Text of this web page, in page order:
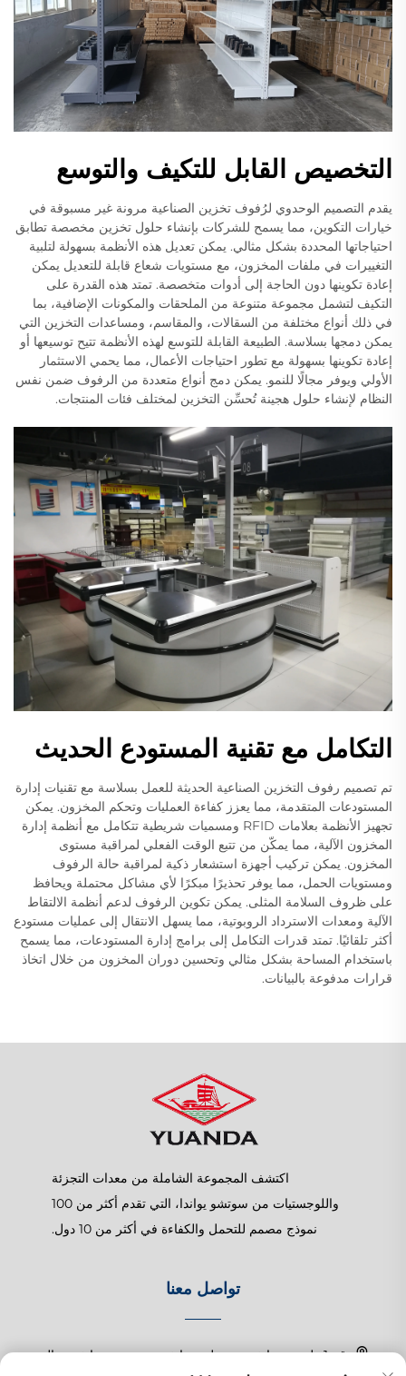
التخصيص القابل للتكيف والتوسع
يقدم التصميم الوحدوي لرُفوف تخزين الصناعية مرونة غير مسبوقة في
خيارات التكوين، مما يسمح للشركات بإنشاء حلول تخزين مخصصة تطابق
احتياجاتها المحددة بشكل مثالي. يمكن تعديل هذه الأنظمة بسهولة لتلبية
التغييرات في ملفات المخزون، مع مستويات شعاع قابلة للتعديل يمكن
إعادة تكوينها دون الحاجة إلى أدوات متخصصة. تمتد هذه القدرة على
التكيف لتشمل مجموعة متنوعة من الملحقات والمكونات الإضافية، بما
في ذلك أنواع مختلفة من السقالات، والمقاسم، ومساعدات التخزين التي
يمكن دمجها بسلاسة. الطبيعة القابلة للتوسع لهذه الأنظمة تتيح توسيعها أو
إعادة تكوينها بسهولة مع تطور احتياجات الأعمال، مما يحمي الاستثمار
الأولي ويوفر مجالًا للنمو. يمكن دمج أنواع متعددة من الرفوف ضمن نفس
النظام لإنشاء حلول هجينة تُحسِّن التخزين لمختلف فئات المنتجات.
التكامل مع تقنية المستودع الحديث
تم تصميم رفوف التخزين الصناعية الحديثة للعمل بسلاسة مع تقنيات إدارة
المستودعات المتقدمة، مما يعزز كفاءة العمليات وتحكم المخزون. يمكن
تجهيز الأنظمة بعلامات RFID ومسميات شريطية تتكامل مع أنظمة إدارة
المخزون الآلية، مما يمكّن من تتبع الوقت الفعلي لمراقبة مستوى
المخزون. يمكن تركيب أجهزة استشعار ذكية لمراقبة حالة الرفوف
ومستويات الحمل، مما يوفر تحذيرًا مبكرًا لأي مشاكل محتملة ويحافظ
على ظروف السلامة المثلى. يمكن تكوين الرفوف لدعم أنظمة الالتقاط
الآلية ومعدات الاسترداد الروبوتية، مما يسهل الانتقال إلى عمليات مستودع
أكثر تلقائيًا. تمتد قدرات التكامل إلى برامج إدارة المستودعات، مما يسمح
باستخدام المساحة بشكل مثالي وتحسين دوران المخزون من خلال اتخاذ
قرارات مدفوعة بالبيانات.
اكتشف المجموعة الشاملة من معدات التجزئة
واللوجستيات من سوتشو يواندا، التي تقدم أكثر من 100
نموذج مصمم للتحمل والكفاءة في أكثر من 10 دول.
تواصل معنا
رقم 1 طريق تشانغتشون، بلدة شانغهو، سوزهو، جيانغسو، الصين